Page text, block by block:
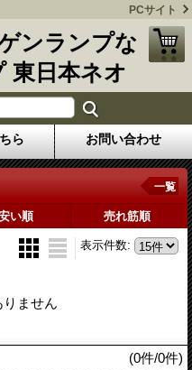
PCサイト
ンランプな
東日本ネオ
ら お問い合わせ
一覧
い順 売れ筋順
表示件数:
ません
(0件/0件)